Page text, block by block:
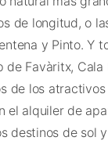
de longitud, o
y Pinto. Y
de Favàritx, Cala
de los
el alquiler de
destinos de sol